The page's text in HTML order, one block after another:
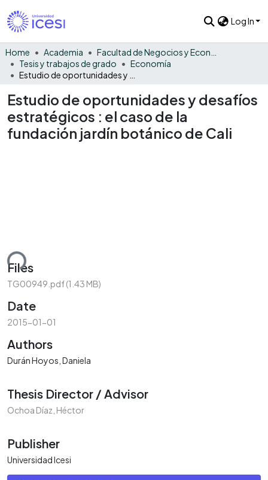
Log In
Home Academia
Tesis y trabajos de grado
Economía
Estudio de oportunidades y desafíos
estratégicos : el caso de la
fundación jardín botánico de Cali
Files
TG00949.pdf(1.43 MB)
Date
2015-01-01
Authors
Durán Hoyos, Daniela
Thesis Director / Advisor
Ochoa Díaz, Héctor
Publisher
Universidad Icesi